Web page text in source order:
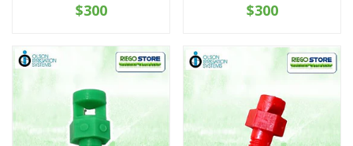
$300 $300